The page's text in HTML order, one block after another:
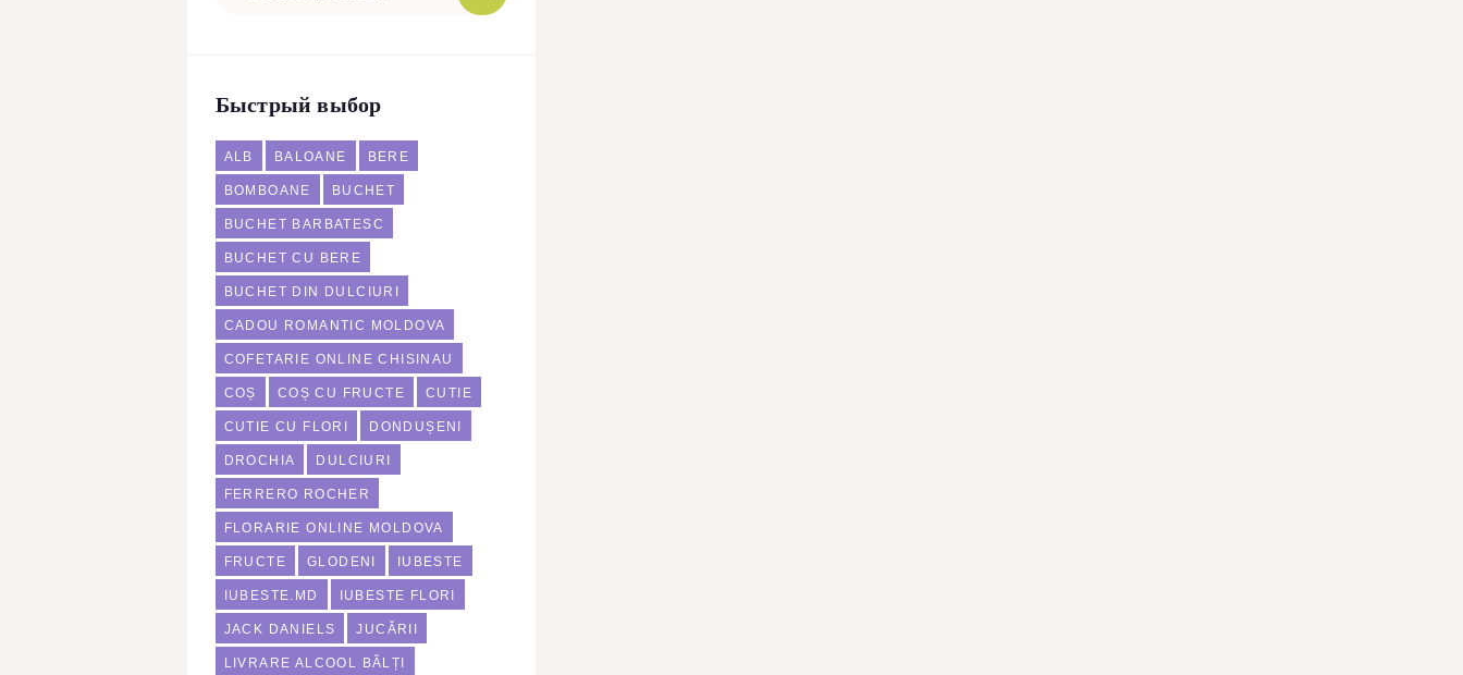
Быстрый выбор
ALB BALOANE BERE
BOMBOANE BUCHET
BUCHET BARBATESC
BUCHET CU BERE
BUCHET DIN DULCIURI
CADOU ROMANTIC MOLDOVA
COFETARIE ONLINE CHISINAU
COȘ COȘ CU FRUCTE CUTIE
CUTIE CU FLORI DONDUȘENI
DROCHIA DULCIURI
FERRERO ROCHER
FLORARIE ONLINE MOLDOVA
FRUCTE GLODENI IUBESTE
IUBESTE.MD IUBESTE FLORI
JACK DANIELS JUCĂRII
LIVRARE ALCOOL BĂLȚI